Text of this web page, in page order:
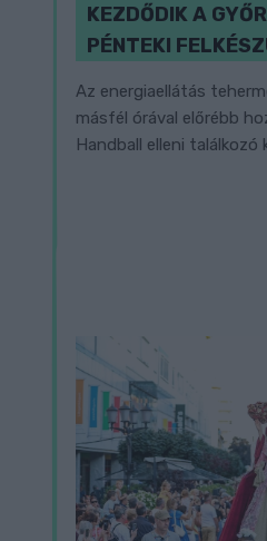
KEZDŐDIK A
PÉNTEKI
Az energiaellátás
másfél órával előrébb
Handball elleni találkozó